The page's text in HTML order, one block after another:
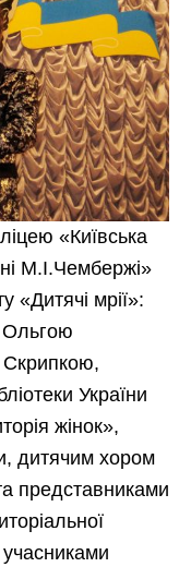
«Київська
М.І.Чембержі»
«Дитячі мрії»:
Ольгою
України
жінок»,
дитячим хором
представниками